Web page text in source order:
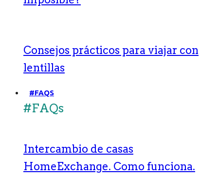
Consejos prácticos para viajar con
lentillas
#FAQS
#FAQs
Intercambio de casas
HomeExchange. Como funciona.